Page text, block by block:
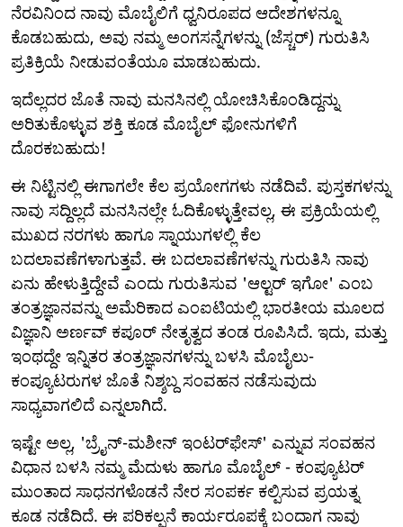
ನೆರವಿನಿಂದ ನಾವು ಮೊಬೈಲಿಗೆ ಧ್ವನಿರೂಪದ ಆದೇಶಗಳನ್ನೂ
ಕೊಡಬಹುದು, ಅವು ನಮ್ಮ ಅಂಗಸನ್ನೆಗಳನ್ನು (ಜೆಸ್ಚರ್) ಗುರುತಿಸಿ
ಪ್ರತಿಕ್ರಿಯೆ ನೀಡುವಂತೆಯೂ ಮಾಡಬಹುದು.
ಇದೆಲ್ಲದರ ಜೊತೆ ನಾವು ಮನಸಿನಲ್ಲಿ ಯೋಚಿಸಿಕೊಂಡಿದ್ದನ್ನು
ಅರಿತುಕೊಳ್ಳುವ ಶಕ್ತಿ ಕೂಡ ಮೊಬೈಲ್ ಫೋನುಗಳಿಗೆ
ದೊರಕಬಹುದು!
ಈ ನಿಟ್ಟಿನಲ್ಲಿ ಈಗಾಗಲೇ ಕೆಲ ಪ್ರಯೋಗಗಳು ನಡೆದಿವೆ. ಪುಸ್ತಕಗಳನ್ನು
ನಾವು ಸದ್ದಿಲ್ಲದೆ ಮನಸಿನಲ್ಲೇ ಓದಿಕೊಳ್ಳುತ್ತೇವಲ್ಲ, ಈ ಪ್ರಕ್ರಿಯೆಯಲ್ಲಿ
ಮುಖದ ನರಗಳು ಹಾಗೂ ಸ್ನಾಯುಗಳಲ್ಲಿ ಕೆಲ
ಬದಲಾವಣೆಗಳಾಗುತ್ತವೆ. ಈ ಬದಲಾವಣೆಗಳನ್ನು ಗುರುತಿಸಿ ನಾವು
ಏನು ಹೇಳುತ್ತಿದ್ದೇವೆ ಎಂದು ಗುರುತಿಸುವ 'ಆಲ್ಟರ್ ಇಗೋ' ಎಂಬ
ತಂತ್ರಜ್ಞಾನವನ್ನು ಅಮೆರಿಕಾದ ಎಂ‌ಐಟಿಯಲ್ಲಿ ಭಾರತೀಯ ಮೂಲದ
ವಿಜ್ಞಾನಿ ಅರ್ಣವ್ ಕಪೂರ್ ನೇತೃತ್ವದ ತಂಡ ರೂಪಿಸಿದೆ. ಇದು, ಮತ್ತು
ಇಂಥದ್ದೇ ಇನ್ನಿತರ ತಂತ್ರಜ್ಞಾನಗಳನ್ನು ಬಳಸಿ ಮೊಬೈಲು-
ಕಂಪ್ಯೂಟರುಗಳ ಜೊತೆ ನಿಶ್ಶಬ್ದ ಸಂವಹನ ನಡೆಸುವುದು
ಸಾಧ್ಯವಾಗಲಿದೆ ಎನ್ನಲಾಗಿದೆ.
ಇಷ್ಟೇ ಅಲ್ಲ, 'ಬ್ರೈನ್-ಮಶೀನ್ ಇಂಟರ್‌ಫೇಸ್' ಎನ್ನುವ ಸಂವಹನ
ವಿಧಾನ ಬಳಸಿ ನಮ್ಮ ಮೆದುಳು ಹಾಗೂ ಮೊಬೈಲ್ - ಕಂಪ್ಯೂಟರ್
ಮುಂತಾದ ಸಾಧನಗಳೊಡನೆ ನೇರ ಸಂಪರ್ಕ ಕಲ್ಪಿಸುವ ಪ್ರಯತ್ನ
ಕೂಡ ನಡೆದಿದೆ. ಈ ಪರಿಕಲ್ಪನೆ ಕಾರ್ಯರೂಪಕ್ಕೆ ಬಂದಾಗ ನಾವು